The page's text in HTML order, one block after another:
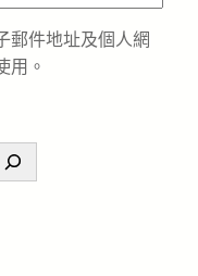
郵件地址及個人網
用。